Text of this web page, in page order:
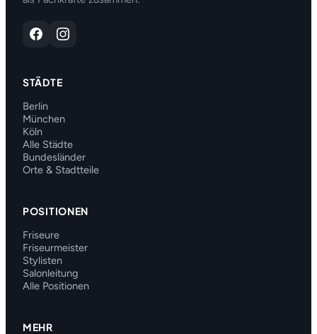
STÄDTE
Berlin
München
Köln
Alle Städte
Bundesländer
Orte & Stadtteile
POSITIONEN
Friseure
Friseurmeister
Stylisten
Salonleitung
Alle Positionen
MEHR